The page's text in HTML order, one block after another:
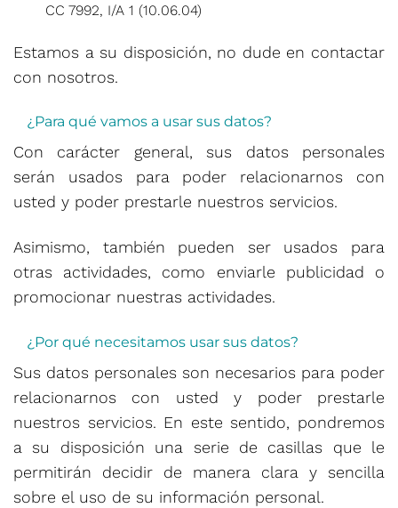
CC 7992, I/A 1 (10.06.04)
Estamos a su disposición, no dude en contactar
con nosotros.
¿Para qué vamos a usar sus datos?
Con carácter general, sus datos personales
serán usados para poder relacionarnos con
usted y poder prestarle nuestros servicios.
Asimismo, también pueden ser usados para
otras actividades, como enviarle publicidad o
promocionar nuestras actividades.
¿Por qué necesitamos usar sus datos?
Sus datos personales son necesarios para poder
relacionarnos con usted y poder prestarle
nuestros servicios. En este sentido, pondremos
a su disposición una serie de casillas que le
permitirán decidir de manera clara y sencilla
sobre el uso de su información personal.